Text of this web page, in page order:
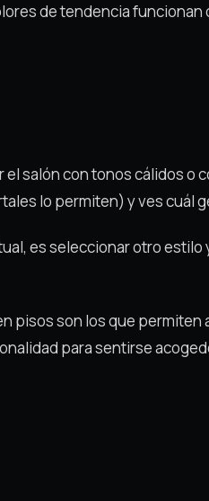
de tendencia
salón con tonos cálidos o
lo permiten) y ves cuál
es seleccionar otro estilo
son los que permiten
para sentirse